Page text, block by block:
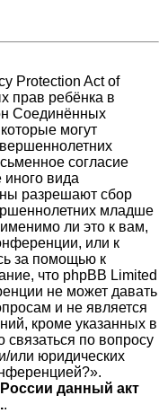
Protection Act of
прав ребёнка в
Соединённых
могут
согласие
иного вида
разрешают сбор
младше
ли это к вам,
или к
за помощью к
что phpBB Limited
не может давать
и не является
кроме указанных в
по вопросу
или юридических
данный акт
.